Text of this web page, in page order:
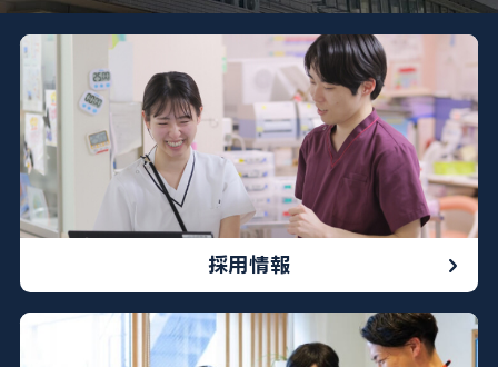
※診療科によって曜日や時間が異なる場合がございます
採用情報